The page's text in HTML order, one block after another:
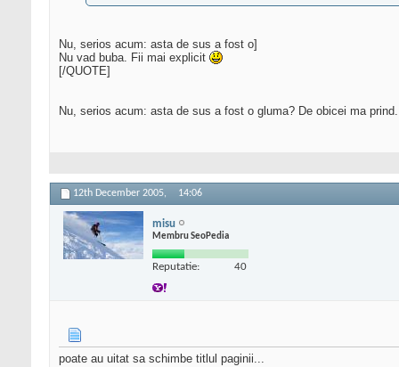
Nu, serios acum: asta de sus a fost o]
Nu vad buba. Fii mai explicit
[/QUOTE]
Nu, serios acum: asta de sus a fost o gluma? De obicei ma
12th December 2005, 14:06
misu
Membru SeoPedia
Reputatie: 40
poate au uitat sa schimbe titlul paginii...